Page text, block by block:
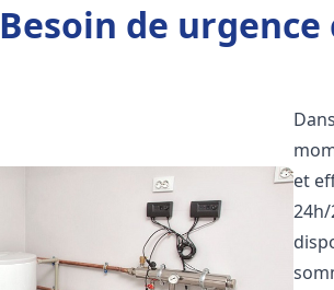
Besoin de
et